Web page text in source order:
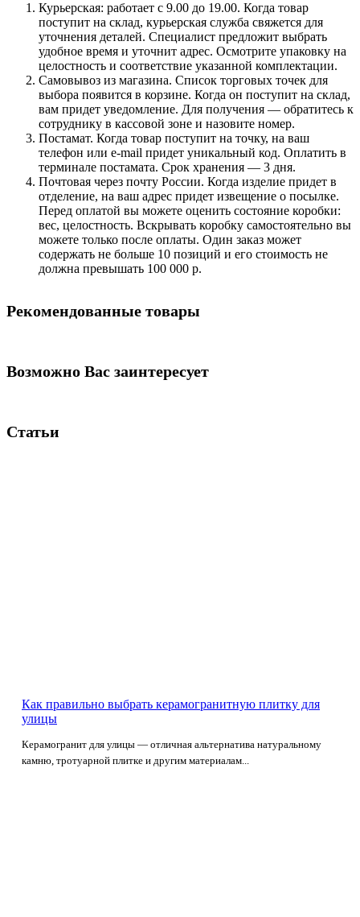
Курьерская: работает с 9.00 до 19.00. Когда товар
поступит на склад, курьерская служба свяжется для
уточнения деталей. Специалист предложит выбрать
удобное время и уточнит адрес. Осмотрите упаковку на
целостность и соответствие указанной комплектации.
Самовывоз из магазина. Список торговых точек для
выбора появится в корзине. Когда он поступит на склад,
вам придет уведомление. Для получения — обратитесь к
сотруднику в кассовой зоне и назовите номер.
Постамат. Когда товар поступит на точку, на ваш
телефон или e-mail придет уникальный код. Оплатить в
терминале постамата. Срок хранения — 3 дня.
Почтовая через почту России. Когда изделие придет в
отделение, на ваш адрес придет извещение о посылке.
Перед оплатой вы можете оценить состояние коробки:
вес, целостность. Вскрывать коробку самостоятельно вы
можете только после оплаты. Один заказ может
содержать не больше 10 позиций и его стоимость не
должна превышать 100 000 р.
Рекомендованные товары
Возможно Вас заинтересует
Статьи
Как правильно выбрать керамогранитную плитку для
улицы
Керамогранит для улицы — отличная альтернатива натуральному
камню, тротуарной плитке и другим материалам...